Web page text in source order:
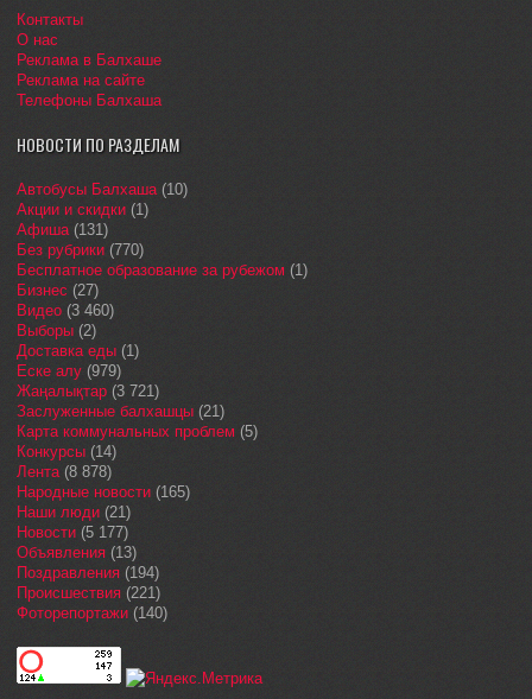
Контакты
О нас
Реклама в Балхаше
Реклама на сайте
Телефоны Балхаша
НОВОСТИ ПО РАЗДЕЛАМ
Автобусы Балхаша(10)
Акции и скидки (1)
Афиша(131)
Без рубрики (770)
Бесплатное образование за рубежом (1)
Бизнес (27)
Видео (3 460)
Выборы (2)
Доставка еды (1)
Еске алу (979)
Жаңалықтар (3 721)
Заслуженные балхашцы (21)
Карта коммунальных проблем (5)
Конкурсы (14)
Лента(8 878)
Народные новости (165)
Наши люди (21)
Новости (5 177)
Объявления (13)
Поздравления (194)
Происшествия (221)
Фоторепортажи (140)